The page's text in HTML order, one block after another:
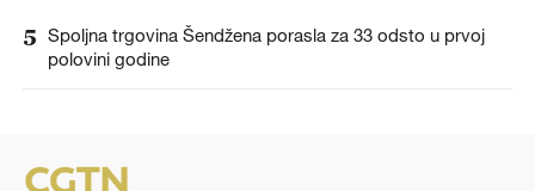
5 Spoljna trgovina Šendžena porasla za 33 odsto u prvoj
polovini godine